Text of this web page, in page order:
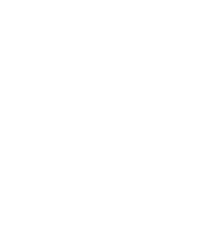
No hay medias tintas. Los